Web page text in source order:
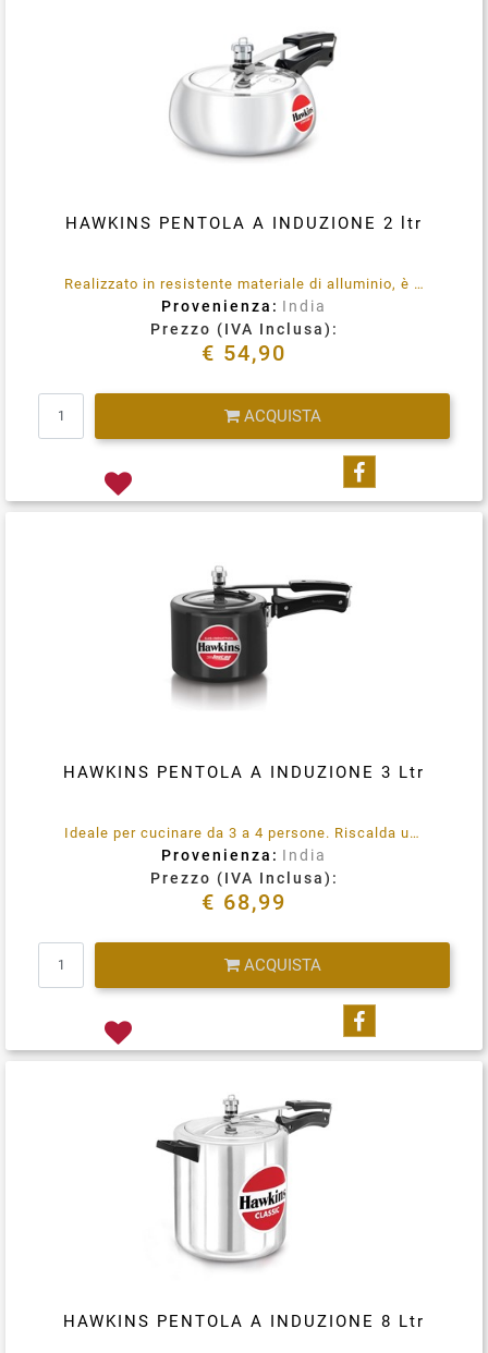
HAWKINS PENTOLA A INDUZIONE 2 ltr
Realizzato in resistente materiale di alluminio, è robusto ed è compatibile con i fornelli a induzione. Ha una capacità di 2 litri ed è adatto a cucinare per 2-3 persone.
Provenienza: India
Prezzo (IVA Inclusa):
€ 54,90
ACQUISTA
Condividi su
HAWKINS PENTOLA A INDUZIONE 3 Ltr
Ideale per cucinare da 3 a 4 persone. Riscalda uniformemente e il cibo non brucia e non si attacca. Funziona a Gas + Induzione. Non antiaderente.
Provenienza: India
Prezzo (IVA Inclusa):
€ 68,99
ACQUISTA
Condividi su
HAWKINS PENTOLA A INDUZIONE 8 Ltr